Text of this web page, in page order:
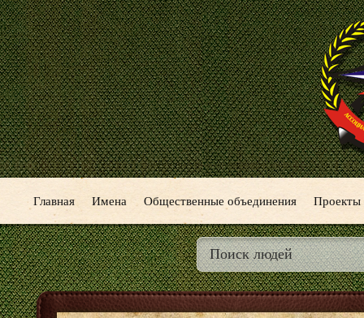
Главная Имена Общественные объединения Проекты